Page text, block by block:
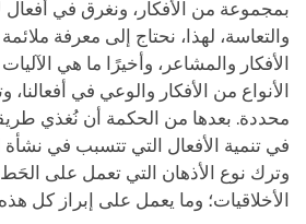
بمجموعة من الأفكار، ونغرق في أفعال
والتعاسة، لهذا، نحتاج إلى معرفة
الأفكار والمشاعر، وأخيرًا ما هي
الأنواع من الأفكار والوعي في
محددة. بعدها من الحكمة أن نُغذي
في تنمية الأفعال التي تتسبب في نشأة
وترك نوع الأذهان التي تعمل على
الأخلاقيات؛ وما يعمل على إبراز كل